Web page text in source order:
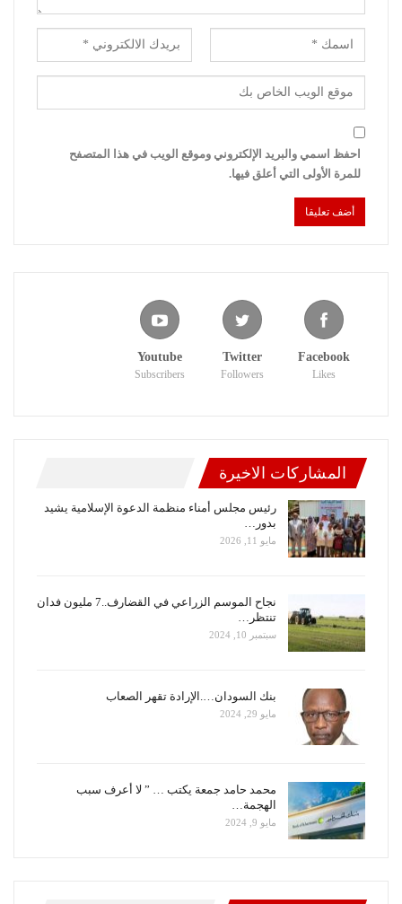
احفظ اسمي والبريد الإلكتروني وموقع الويب في هذا المتصفح
للمرة الأولى التي أعلق فيها.
Facebook
Likes
Twitter
Followers
Youtube
Subscribers
المشاركات الاخيرة
رئيس مجلس أمناء منظمة الدعوة الإسلامية يشيد
بدور…
مايو 11, 2026
نجاح الموسم الزراعي في القضارف..7 مليون فدان
تنتظر…
سبتمبر 10, 2024
بنك السودان….الإرادة تقهر الصعاب
مايو 29, 2024
محمد حامد جمعة يكتب … ” لا أعرف سبب
الهجمة…
مايو 9, 2024